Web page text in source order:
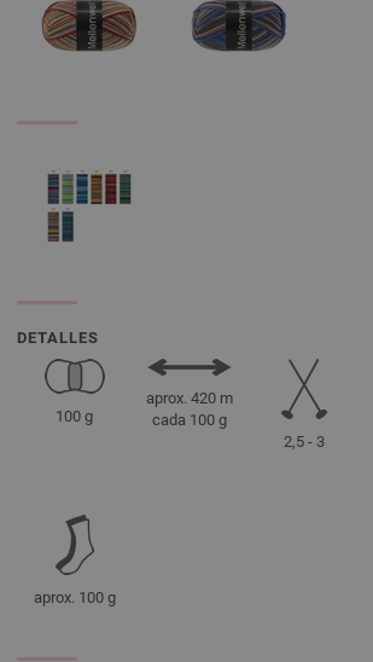
DETALLES
100 g
aprox. 420 m
cada 100 g
2,5 - 3
aprox. 100 g